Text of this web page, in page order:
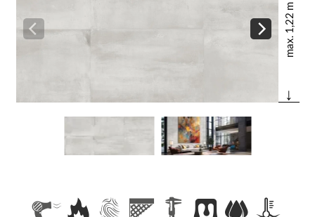
max. 1,22 m
↓